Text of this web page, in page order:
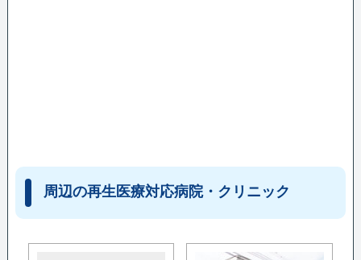
周辺の再生医療対応病院・クリニック